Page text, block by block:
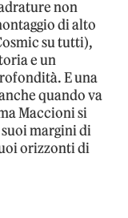
non
di alto
su tutti),
e un
E una
quando va
Maccioni si
margini di
orizzonti di